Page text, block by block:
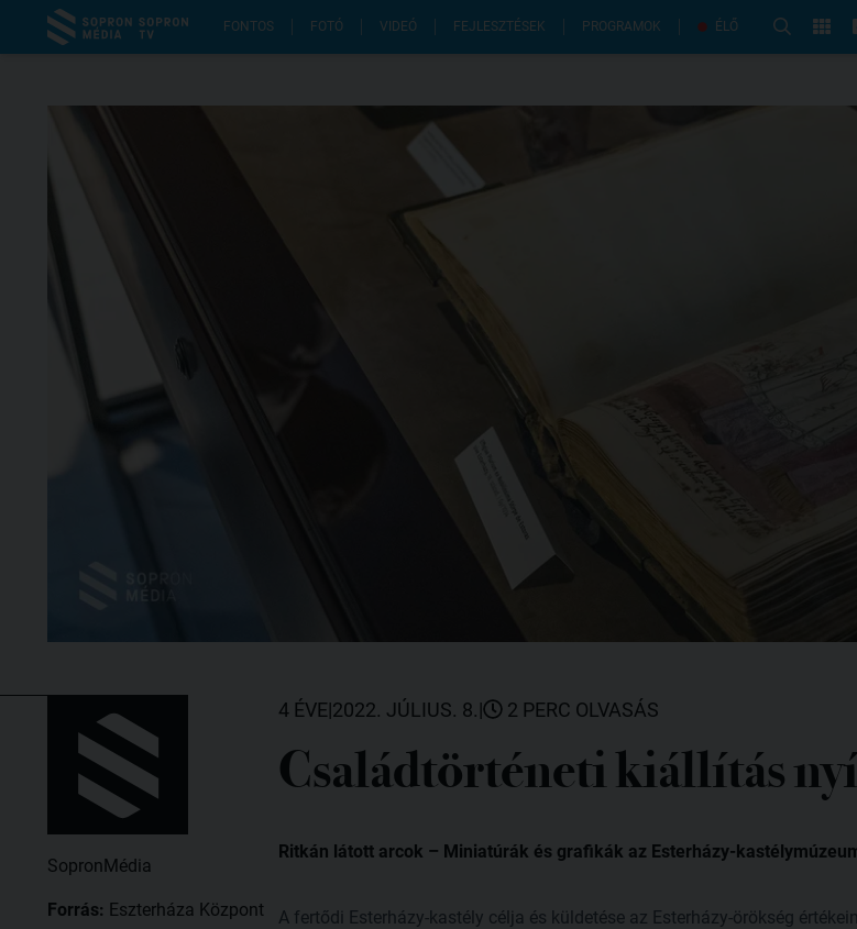
FONTOS FOTÓ VIDEÓ FEJLESZTÉSEK PROGRAMOK ÉLŐ
SopronMédia
Forrás: Eszterháza Központ
4 ÉVE|2022. JÚLIUS. 8.| 2 PERC OLVASÁS
Családtörténeti kiállítás
Ritkán látott arcok – Miniatúrák és grafikák az Esterházy-
A fertődi Esterházy-kastély célja és küldetése az Esterházy-örökség